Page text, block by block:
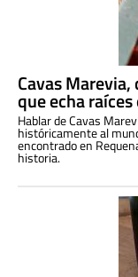
Cavas
que echa
Hablar de Cavas
históricamente al
encontrado en
historia.